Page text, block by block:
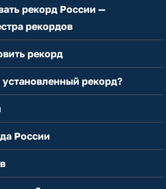
рекорд России —
рекордов
рекорд
установленный рекорд?
России